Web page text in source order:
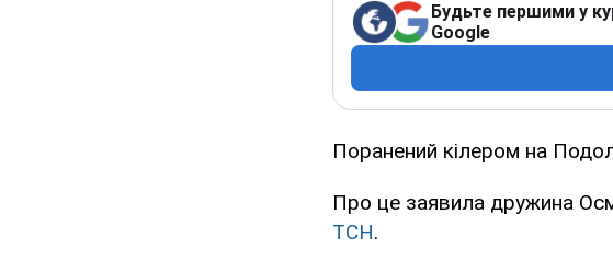
Будьте першими у
Google
Поранений кілером на
Про це заявила дружина
ТСН.